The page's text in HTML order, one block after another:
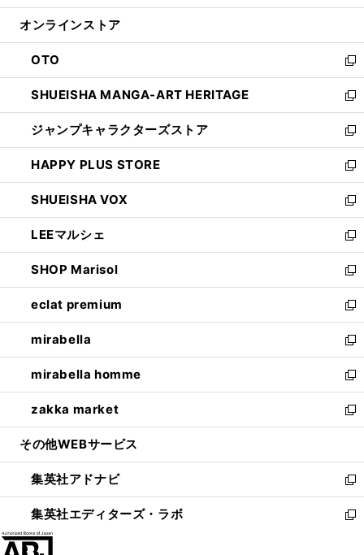
開
ン
ウ
で
開
く
ウ
ン
ド
ウ
で
開
く
オンラインストア
OTO
新
し
い
ウ
ィ
ン
ド
ウ
で
開
く
SHUEISHA MANGA-ART HERITAGE
新
し
い
ウ
ィ
ン
ド
ウ
で
開
く
ジャンプキャラクターズストア
新
し
い
ウ
ィ
ン
ド
ウ
で
開
く
HAPPY PLUS STORE
新
し
い
ウ
ィ
ン
ド
ウ
で
開
く
SHUEISHA VOX
新
し
い
ウ
ィ
ン
ド
ウ
で
開
く
LEEマルシェ
新
し
い
ウ
ィ
ン
ド
ウ
で
開
く
SHOP Marisol
新
し
い
ウ
ィ
ン
ド
ウ
で
開
eclat premium
新
し
い
ウ
ィ
ン
ド
ウ
開
く
mirabella
新
し
い
ウ
ィ
ン
ウ
で
開
く
mirabella homme
新
し
い
ウ
ン
ド
ウ
で
zakka market
新
し
ウ
ィ
ン
ド
その他WEBサービス
集英社アドナビ
新
し
い
集英社エディターズ・ラボ
新